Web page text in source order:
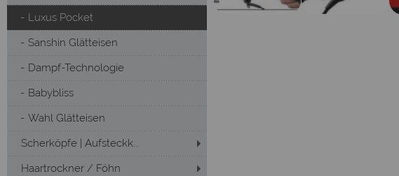
Luxus Pocket
Sanshin Glätteisen
Dampf-Technologie
Babybliss
Wahl Glätteisen
Scherköpfe | Aufsteckk...
Haartrockner / Föhn